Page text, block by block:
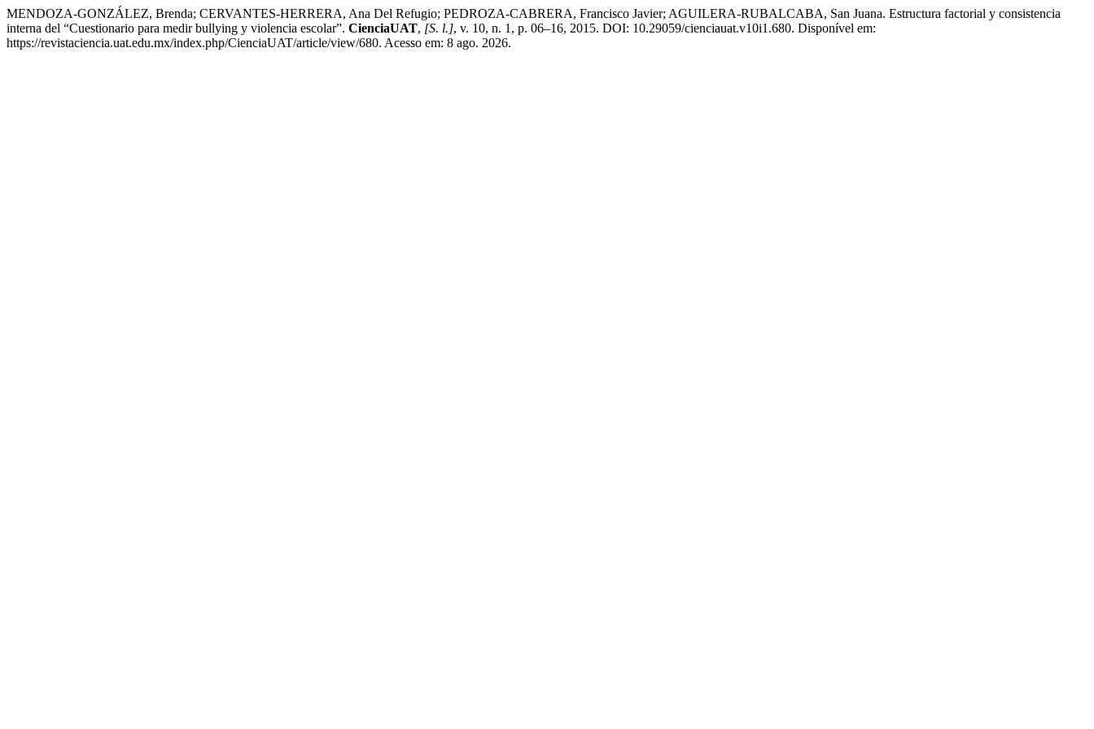
MENDOZA-GONZÁLEZ, Brenda; CERVANTES-HERRERA, Ana Del Refugio; PEDROZA-CABRERA, Francisco Javier; AGUILERA-RUBALCABA, San Juana. Estructura factorial y consistencia
interna del “Cuestionario para medir bullying y violencia escolar”. CienciaUAT, [S. l.], v. 10, n. 1, p. 06–16, 2015. DOI: 10.29059/cienciauat.v10i1.680. Disponível em:
https://revistaciencia.uat.edu.mx/index.php/CienciaUAT/article/view/680. Acesso em: 8 ago. 2026.